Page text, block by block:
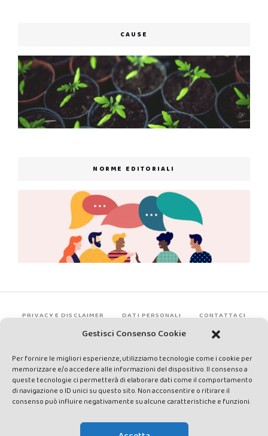
Gestisci Consenso Cookie
Per fornire le migliori esperienze, utilizziamo tecnologie come i cookie per
memorizzare e/o accedere alle informazioni del dispositivo. Il consenso a
queste tecnologie ci permetterà di elaborare dati come il comportamento
di navigazione o ID unici su questo sito. Non acconsentire o ritirare il
consenso può influire negativamente su alcune caratteristiche e funzioni.
CAUSE
NORME EDITORIALI
PRIVACY E DISCLAIMER DATI PERSONALI CONTATTACI
rights reserved - Testata registrata presso il Tribunale di Siena con